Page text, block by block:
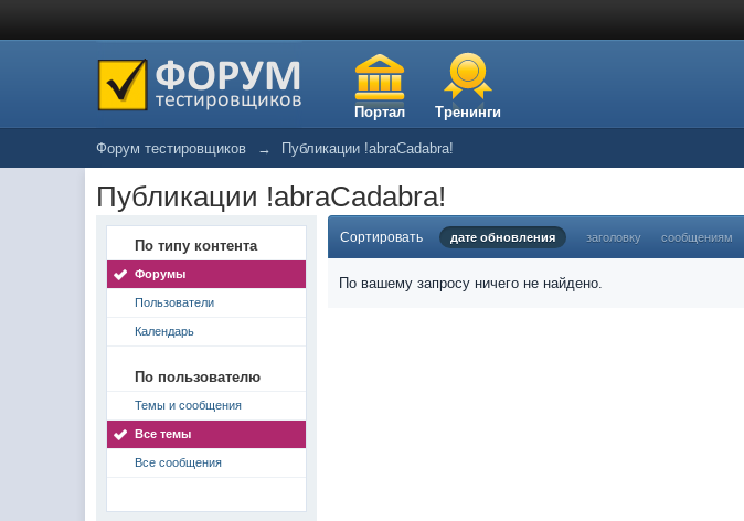
Портал Тренинги
Форум тестировщиков → Публикации !abraCadabra!
Публикации !abraCadabra!
По типу контента
Форумы
Пользователи
Календарь
По пользователю
Темы и сообщения
Все темы
Все сообщения
Сортировать дате обновления заголовку сообщениям
По вашему запросу ничего не найдено.